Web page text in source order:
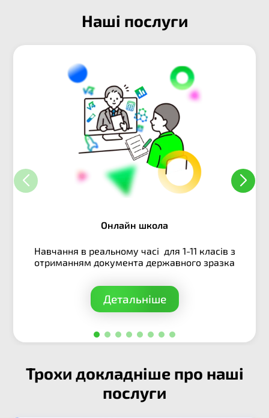
Наші послуги
Онлайн школа
Навчання в реальному часі для 1-11 класів з
отриманням документа державного зразка
Детальніше
Трохи докладніше про наші
послуги